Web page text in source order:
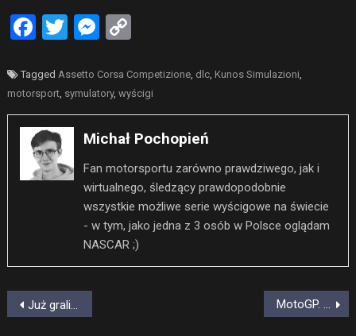
Facebook
TwitterMessenger
Copy
Tagged Assetto Corsa Competizione, dlc, Kunos Simulazioni
motorsport, symulatory, wyścigi
Michał Pochopień
Fan motorsportu zarówno prawdziwego, jak i
wirtualnego, śledzący prawdopodobnie
wszystkie możliwe serie wyścigowe na świecie
- w tym, jako jedna z 3 osób w Polsce oglądam
NASCAR ;)
Nawigacja
wpisu
Już graliśmy w F1 22! Więcej tego samego